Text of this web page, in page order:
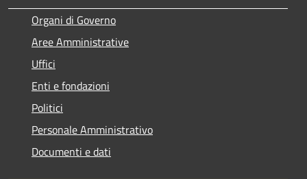
Organi di Governo
Aree Amministrative
Uffici
Enti e fondazioni
Politici
Personale Amministrativo
Documenti e dati